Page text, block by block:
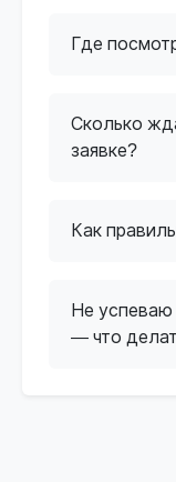
Где
Сколько
заявке?
Как
Не успеваю
— что